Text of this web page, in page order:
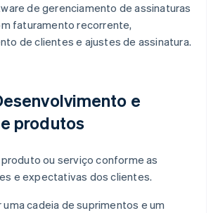
de gerenciamento de assinaturas
faturamento recorrente,
de clientes e ajustes de assinatura.
e
produtos
produto ou serviço conforme as
e expectativas dos clientes.
cadeia de suprimentos e um